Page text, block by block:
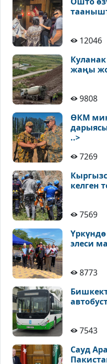
12046
жаңы
9808
ӨКМ
..>
7269
7569
элеси
8773
7543
Сауд